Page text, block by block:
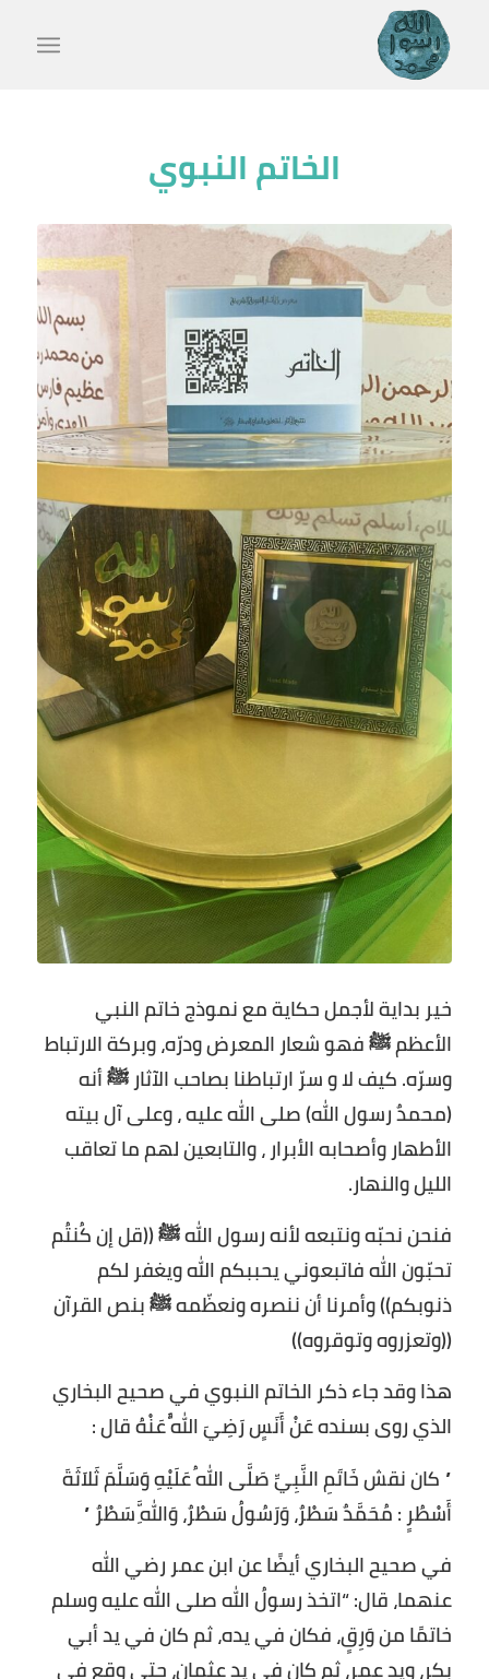
الخاتم النبوي
خير بداية لأجمل حكاية مع نموذج خاتم النبي
الأعظم ﷺ فهو شعار المعرض ودرّه، وبركة الارتباط
وسرّه. كيف لا و سرّ ارتباطنا بصاحب الآثار ﷺ أنه
(محمدٌ رسول الله) صلى الله عليه ، وعلى آل بيته
الأطهار وأصحابه الأبرار ، والتابعين لهم ما تعاقب
الليل والنهار.
فنحن نحبّه ونتبعه لأنه رسول الله ﷺ ((قل إن كُنتُم
تحبّون الله فاتبعوني يحببكم الله ويغفر لكم
ذنوبكم)) وأمرنا أن ننصره ونعظّمه ﷺ بنص القرآن
((وتعزروه وتوقروه))
هذا وقد جاء ذكر الخاتم النبوي في صحيح البخاري
الذي روى بسنده عَنْ أَنَسٍ رَضِيَ اللَّهُ عَنْهُ قال :
” كان نقش خَاتَمِ النَّبِيِّ صَلَّى اللهُ عَلَيْهِ وَسَلَّمَ ثَلاَثَةَ
أَسْطُرٍ : مُحَمَّدٌ سَطْرٌ، وَرَسُولُ سَطْرٌ، وَاللَّهِ سَطْرٌ ”
في صحيح البخاري أيضًا عن ابن عمر رضي الله
عنهما، قال: “اتخذ رسولُ الله صلى الله عليه وسلم
خاتمًا من وَرِقٍ، فكان في يده، ثم كان في يد أبي
بكر، ويد عمر، ثم كان في يد عثمان، حتى وقع في